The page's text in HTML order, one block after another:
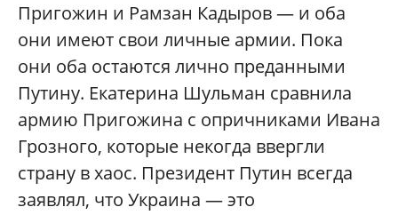
Пригожин и Рамзан Кадыров — и оба
они имеют свои личные армии. Пока
они оба остаются лично преданными
Путину. Екатерина Шульман сравнила
армию Пригожина с опричниками Ивана
Грозного, которые некогда ввергли
страну в хаос. Президент Путин всегда
заявлял, что Украина — это